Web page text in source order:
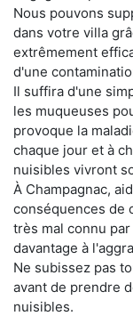
Nous pouvons
dans votre villa
extrêmement
d'une
Il suffira d'une
les muqueuses
provoque la
chaque jour et à
nuisibles vivront
À Champagnac,
conséquences de
très mal connu
davantage à
Ne subissez pas
avant de prendre
nuisibles.